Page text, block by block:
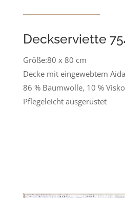
Deckserviette
Größe:80 x 80 cm
Decke mit eingewebtem
86 % Baumwolle, 10 %
Pflegeleicht ausgerüstet